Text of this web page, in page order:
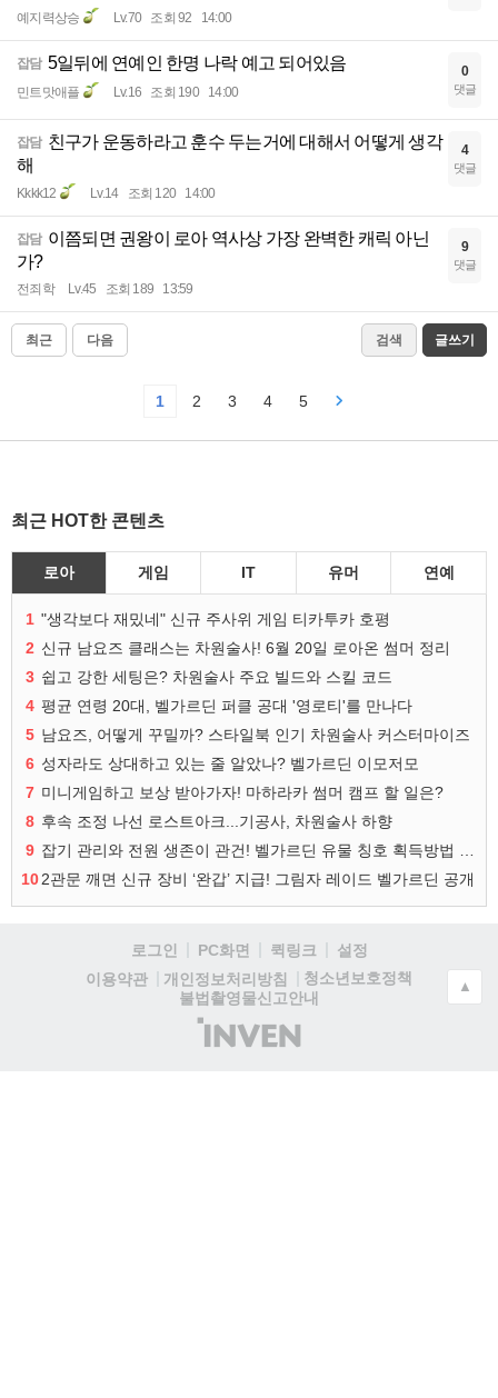
예지력상승 Lv.70 조회 92 14:00
잡담 5일뒤에 연예인 한명 나락 예고 되어있음
민트맛애플 Lv.16 조회 190 14:00
0
댓글
잡담 친구가 운동하라고 훈수 두는거에 대해서 어떻게 생각
해
Kkkk12 Lv.14 조회 120 14:00
4
댓글
잡담 이쯤되면 권왕이 로아 역사상 가장 완벽한 캐릭 아닌
가?
전죄학 Lv.45 조회 189 13:59
9
댓글
최근 다음 검색 글쓰기
1 2 3 4 5
최근 HOT한 콘텐츠
로아 게임 IT 유머 연예
1 "생각보다 재밌네" 신규 주사위 게임 티카투카 호평
2 신규 남요즈 클래스는 차원술사! 6월 20일 로아온 썸머 정리
3 쉽고 강한 세팅은? 차원술사 주요 빌드와 스킬 코드
4 평균 연령 20대, 벨가르딘 퍼클 공대 '영로티'를 만나다
5 남요즈, 어떻게 꾸밀까? 스타일북 인기 차원술사 커스터마이즈
6 성자라도 상대하고 있는 줄 알았나? 벨가르딘 이모저모
7 미니게임하고 보상 받아가자! 마하라카 썸머 캠프 할 일은?
8 후속 조정 나선 로스트아크...기공사, 차원술사 하향
9
102관문 깨면 신규 장비 ‘완갑’ 지급! 그림자 레이드 벨가르딘 공개
로그인 PC화면 퀵링크
설정
이용약관
개인정보처리방침
청소년보호정책
불법촬영물신고안내
(주)
인
▲